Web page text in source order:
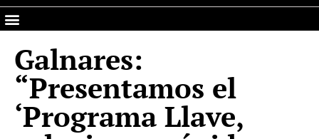
Galnares:
“Presentamos el
‘Programa Llave,